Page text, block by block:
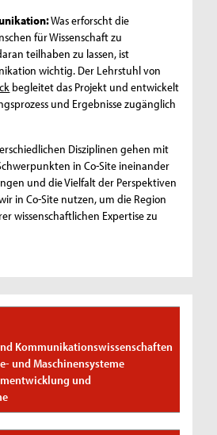
Was erforscht die
für Wissenschaft zu
teilhaben zu lassen, ist
wichtig. Der Lehrstuhl von
begleitet das Projekt und entwickelt
und Ergebnisse zugänglich
Disziplinen gehen mit
in Co-Site ineinander
und die Vielfalt der Perspektiven
in Co-Site nutzen, um die Region
wissenschaftlichen Expertise zu
Kommunikationswissenschaften
und Maschinensysteme
und